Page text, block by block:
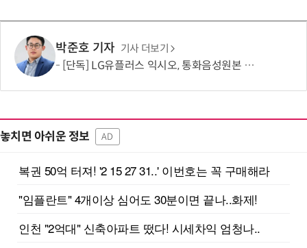
박준호 기자 기사 더보기
[단독] LG유플러스 익시오, 통화음성원본 제한적 수집…보이스피싱 탐지 고도화 활용
놓치면 아쉬운 정보 AD